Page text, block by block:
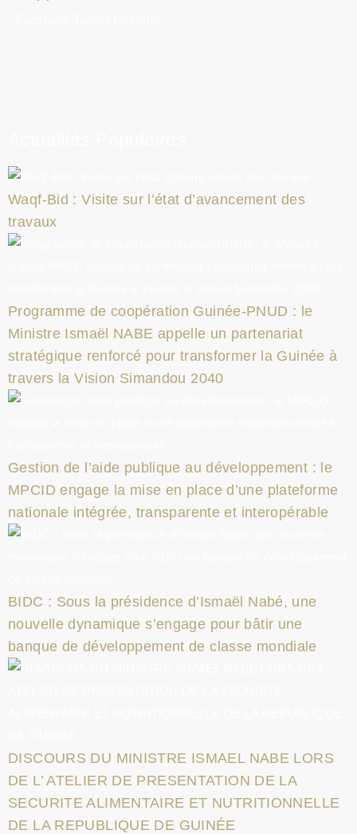
Waqf-Bid : Visite sur l’état d’avancement des
travaux
Programme de coopération Guinée-PNUD : le
Ministre Ismaël NABE appelle un partenariat
stratégique renforcé pour transformer la Guinée à
travers la Vision Simandou 2040
Gestion de l’aide publique au développement : le
MPCID engage la mise en place d’une plateforme
nationale intégrée, transparente et interopérable
BIDC : Sous la présidence d’Ismaël Nabé, une
nouvelle dynamique s’engage pour bâtir une
banque de développement de classe mondiale
DISCOURS DU MINISTRE ISMAEL NABE LORS
DE L’ ATELIER DE PRESENTATION DE LA
SECURITE ALIMENTAIRE ET NUTRITIONNELLE
DE LA REPUBLIQUE DE GUINÉE